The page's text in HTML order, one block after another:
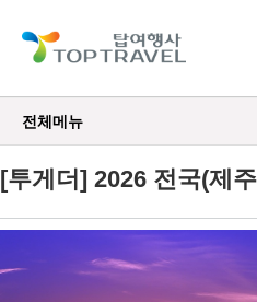
전체메뉴
[투게더] 2026 전국(제